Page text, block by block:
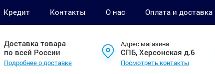
Кредит Контакты О нас Оплата и доставка
Доставка товара
по всей России
Подробнее о доставке
Адрес магазина
СПБ, Херсонская д.6
Посмотреть контакты